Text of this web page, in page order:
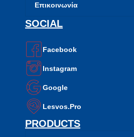
Επικοινωνία
SOCIAL
Facebook
Instagram
Google
Lesvos.Pro
PRODUCTS